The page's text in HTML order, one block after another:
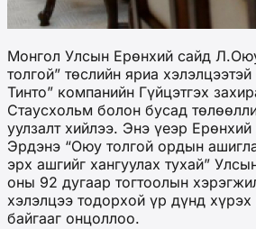
Монгол Улсын Ерөнхий сайд
толгой” төслийн яриа
Тинто” компанийн Гүйцэтгэх
Стаусхольм болон бусад
уулзалт хийлээ. Энэ үеэр
Эрдэнэ “Оюу толгой ордын
эрх ашгийг хангуулах тухай”
оны 92 дугаар тогтоолын
хэлэлцээ тодорхой үр дүнд хүрэх
байгааг онцоллоо.